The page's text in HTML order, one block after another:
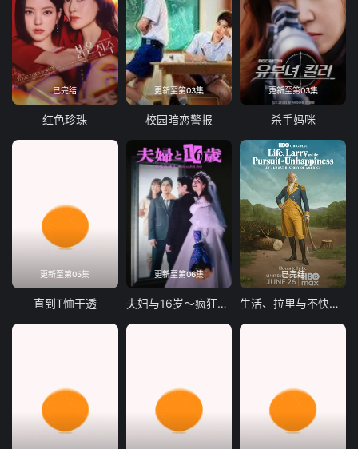
已完结
红色珍珠
更新至第03集
校园暗恋警报
更新至第03集
杀手妈咪
更新至第05集
直到T恤干透
更新至第06集
夫妇与16岁～疯狂的邻居～
已完结
生活、拉里与不快乐的追求：一部美国史